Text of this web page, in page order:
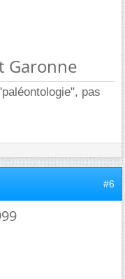
Garonne
pas
#6